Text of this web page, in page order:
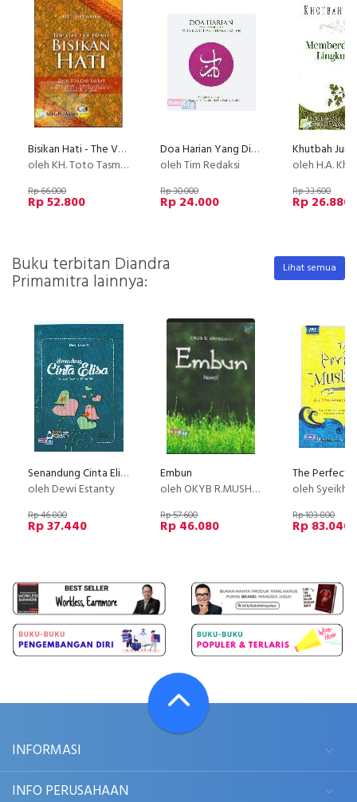
Bisikan Hati - The Voice of Heart
oleh KH. Toto Tasmara
Rp 66.000
Rp 52.800
Doa Harian Yang Dianjurkan Para Nabi Dan Orang Saleh
oleh Tim Redaksi
Rp 30.000
Rp 24.000
oleh H.A.
Rp 33.600
Rp 26.880
Buku terbitan Diandra
Primamitra lainnya:
Lihat semua
Senandung Cinta Elisa (Novel Remaja Masa Kini)
oleh Dewi Estanty
Rp 46.800
Rp 37.440
Embun
oleh OKYB R.MUSHASHI
Rp 57.600
Rp 46.080
oleh Syeikh Muhammad bin
Rp 103.800
Rp 83.040
INFORMASI
INFO PERUSAHAAN